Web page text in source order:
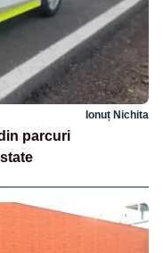
Ionuț Nichita
parcuri